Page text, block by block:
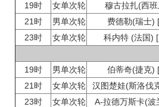
19时
女单次轮 穆古拉扎(西
21时
男单次轮 费德勒(瑞士)
23时
女单次轮 科内特 (法国)
19时
男单次轮 伯蒂奇(捷克)
21时
女单次轮 汉图楚娃(斯洛伐
23时
女单次轮 A-拉德万斯卡(波